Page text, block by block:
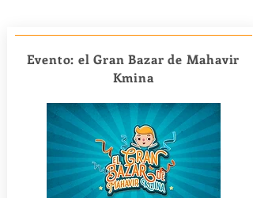
Evento: el Gran Bazar de Mahavir
Kmina